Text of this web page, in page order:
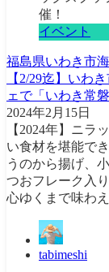
イベント
福島県いわき市
【2/29迄】いわ
ェで「いわき常
2024年2月15日
【2024年】ニラ
い食材を堪能で
うのから揚げ、
つおフレーク入
心ゆくまで味わ
tabimeshi